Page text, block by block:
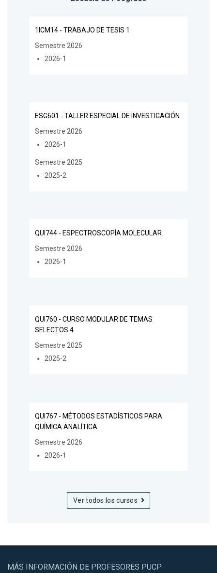
1ICM14 - TRABAJO DE TESIS 1
Semestre 2026
2026-1
ESG601 - TALLER ESPECIAL DE INVESTIGACIÓN
Semestre 2026
2026-1
Semestre 2025
2025-2
QUI744 - ESPECTROSCOPÍA MOLECULAR
Semestre 2026
2026-1
QUI760 - CURSO MODULAR DE TEMAS
SELECTOS 4
Semestre 2025
2025-2
QUI767 - MÉTODOS ESTADÍSTICOS PARA
QUÍMICA ANALÍTICA
Semestre 2026
2026-1
Ver todos los cursos
MÁS INFORMACIÓN DE PROFESORES PUCP